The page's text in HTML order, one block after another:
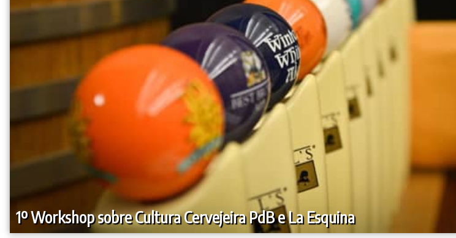
1º Workshop sobre Cultura Cervejeira PdB e La Esquina